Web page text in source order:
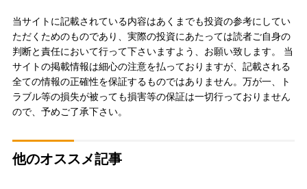
当サイトに記載されている内容はあくまでも投資の参考にしてい
ただくためのものであり、実際の投資にあたっては読者ご自身の
判断と責任において行って下さいますよう、お願い致します。 当
サイトの掲載情報は細心の注意を払っておりますが、記載される
全ての情報の正確性を保証するものではありません。万が一、ト
ラブル等の損失が被っても損害等の保証は一切行っておりません
ので、予めご了承下さい。
他のオススメ記事